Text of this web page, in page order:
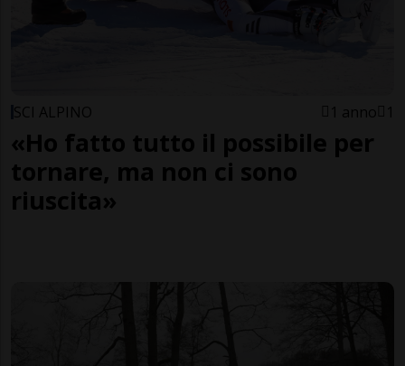
SCI ALPINO 1 anno 1
«Ho fatto tutto il possibile per
tornare, ma non ci sono
riuscita»